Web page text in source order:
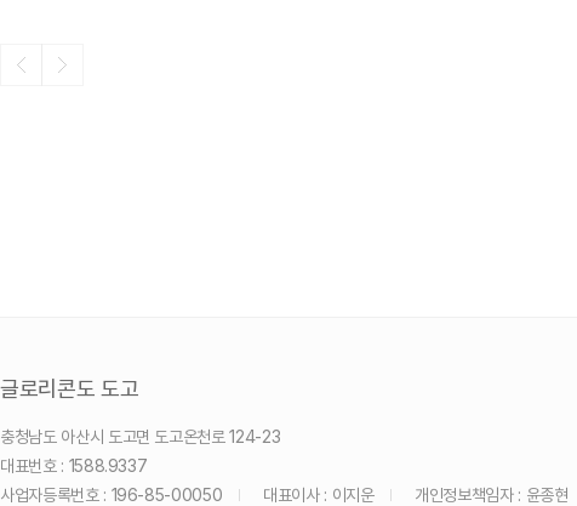
글로리콘도 도고
충청남도 아산시 도고면 도고온천로 124-23
대표번호 : 1588.9337
사업자등록번호 : 196-85-00050
대표이사 : 이지운 개인정보책임자 : 윤종현